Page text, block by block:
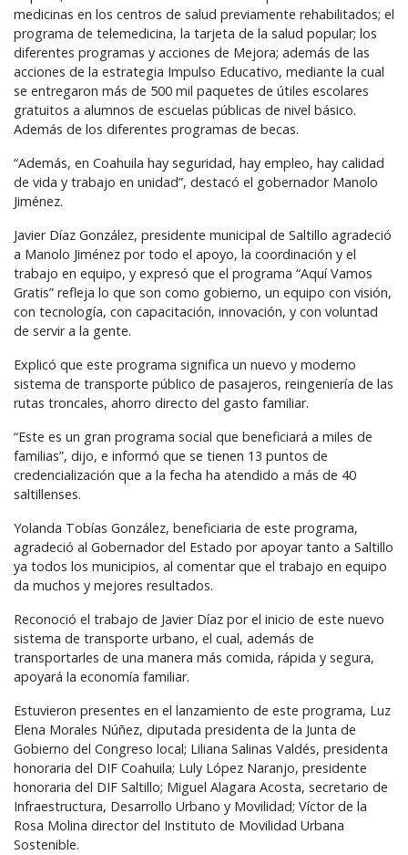
medicinas en los centros de salud previamente rehabilitados; el
programa de telemedicina, la tarjeta de la salud popular; los
diferentes programas y acciones de Mejora; además de las
acciones de la estrategia Impulso Educativo, mediante la cual
se entregaron más de 500 mil paquetes de útiles escolares
gratuitos a alumnos de escuelas públicas de nivel básico.
Además de los diferentes programas de becas.
“Además, en Coahuila hay seguridad, hay empleo, hay calidad
de vida y trabajo en unidad”, destacó el gobernador Manolo
Jiménez.
Javier Díaz González, presidente municipal de Saltillo agradeció
a Manolo Jiménez por todo el apoyo, la coordinación y el
trabajo en equipo, y expresó que el programa “Aquí Vamos
Gratis” refleja lo que son como gobierno, un equipo con visión,
con tecnología, con capacitación, innovación, y con voluntad
de servir a la gente.
Explicó que este programa significa un nuevo y moderno
sistema de transporte público de pasajeros, reingeniería de las
rutas troncales, ahorro directo del gasto familiar.
“Este es un gran programa social que beneficiará a miles de
familias”, dijo, e informó que se tienen 13 puntos de
credencialización que a la fecha ha atendido a más de 40
saltillenses.
Yolanda Tobías González, beneficiaria de este programa,
agradeció al Gobernador del Estado por apoyar tanto a Saltillo
ya todos los municipios, al comentar que el trabajo en equipo
da muchos y mejores resultados.
Reconoció el trabajo de Javier Díaz por el inicio de este nuevo
sistema de transporte urbano, el cual, además de
transportarles de una manera más comida, rápida y segura,
apoyará la economía familiar.
Estuvieron presentes en el lanzamiento de este programa, Luz
Elena Morales Núñez, diputada presidenta de la Junta de
Gobierno del Congreso local; Liliana Salinas Valdés, presidenta
honoraria del DIF Coahuila; Luly López Naranjo, presidente
honoraria del DIF Saltillo; Miguel Alagara Acosta, secretario de
Infraestructura, Desarrollo Urbano y Movilidad; Víctor de la
Rosa Molina director del Instituto de Movilidad Urbana
Sostenible.